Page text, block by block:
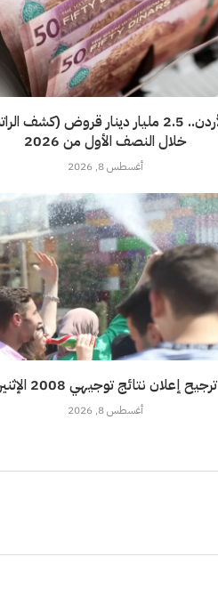
الأردن.. 2.5 مليار دينار قروض (كشف
خلال النصف الأول من 2026
أغسطس 8, 2026
ترجيح إعلان نتائج توجيهي 2008 الإثنين
أغسطس 8, 2026